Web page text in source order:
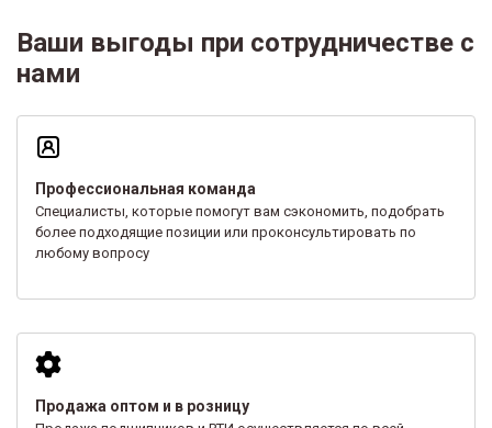
Ваши выгоды при сотрудничестве с
нами
Профессиональная команда
Специалисты, которые помогут вам сэкономить, подобрать
более подходящие позиции или проконсультировать по
любому вопросу
Продажа оптом и в розницу